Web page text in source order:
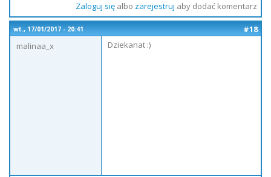
Zaloguj sięalbo zarejestruj aby dodać komentarz
wt., 17/01/2017 - 20:41
#18
malinaa_x
Dziekanat :)